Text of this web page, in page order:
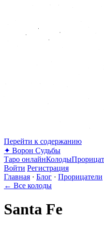
Перейти к содержанию
✦ Ворон Судьбы
Таро онлайнКолоды
Войти Регистрация
Главная · Блог · Прорицатели
← Все колоды
Santa Fe